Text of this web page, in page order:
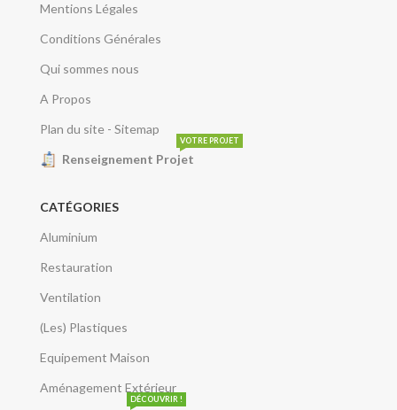
Mentions Légales
Conditions Générales
Qui sommes nous
A Propos
Plan du site - Sitemap
Renseignement Projet
VOTRE PROJET
CATÉGORIES
Aluminium
Restauration
Ventilation
(Les) Plastiques
Equipement Maison
Aménagement Extérieur
DÉCOUVRIR !